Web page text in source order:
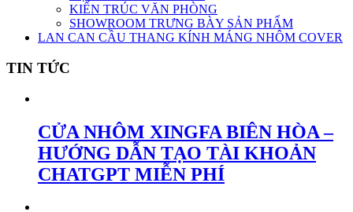
KIẾN TRÚC VĂN PHÒNG
SHOWROOM TRƯNG BÀY SẢN PHẨM
LAN CAN CẦU THANG KÍNH MÁNG NHÔM COVER
TIN TỨC
CỬA NHÔM XINGFA BIÊN HÒA –
HƯỚNG DẪN TẠO TÀI KHOẢN
CHATGPT MIỄN PHÍ